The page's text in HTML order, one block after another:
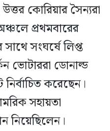
কোরিয়ার সৈন্যরা
প্রথমবারের
সংঘর্ষে লিপ্ত
ভোটাররা ডোনাল্ড
করেছেন।
সহায়তা
নিয়েছিলেন।